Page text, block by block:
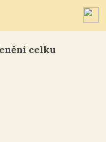
celku